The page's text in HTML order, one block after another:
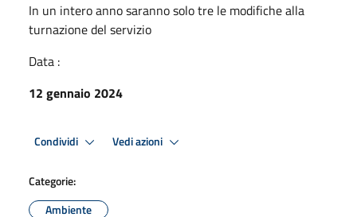
In un intero anno saranno solo tre le modifiche alla
turnazione del servizio
Data :
12 gennaio 2024
Condividi Vedi azioni
Categorie:
Ambiente